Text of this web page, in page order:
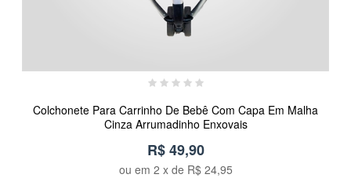
Colchonete Para Carrinho De Bebê Com Capa Em Malha
Cinza Arrumadinho Enxovais
R$ 49,90
ou em 2 x de R$ 24,95